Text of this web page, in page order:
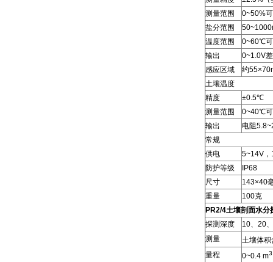
测量范围
0~50%
盐分范围
温度范围
0~60℃
输出
0~1.0V
感应区域
约
土壤温度
精度
±0.5℃
测量范围
0~40℃可
输出
电阻
常规
供电
5~14V，
防护等级
IP68
尺寸
143×40
重量
100克
PR2/4土壤剖面水分
探测深度
10、20
测量
土壤体
量程
0~0.4 m3